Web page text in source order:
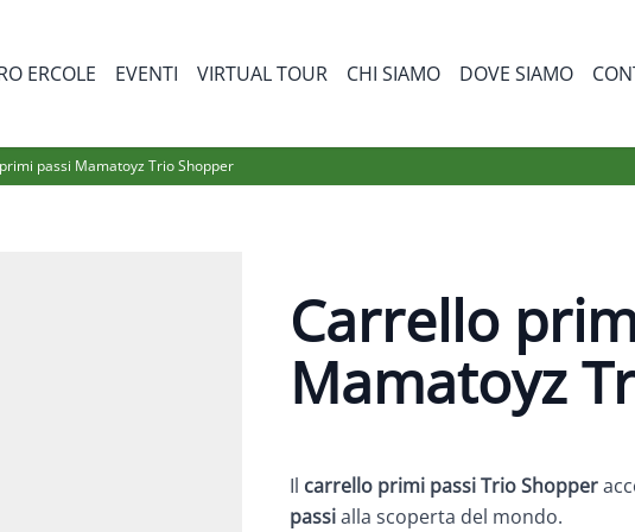
for Prodotti
ERCOLE EVENTI VIRTUAL TOUR CHI SIAMO DOVE SIAMO
passi Mamatoyz Trio Shopper
Carrello
Mamatoyz
Il carrello primi passi Trio Shopper
passialla scoperta del mondo.